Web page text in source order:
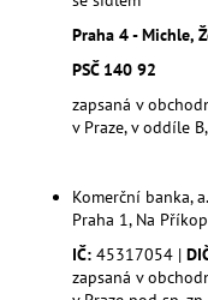
Praha 4 - Michle,
PSČ 140 92
zapsaná v
v Praze, v oddíle
Komerční banka,
Praha 1, Na
IČ: 45317054 |
zapsaná v